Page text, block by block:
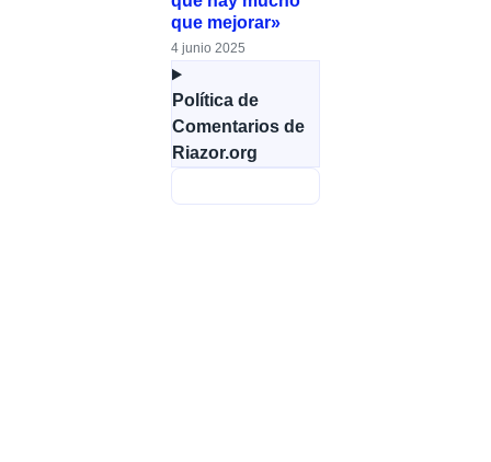
que mejorar»
4 junio 2025
Política de
Comentarios de
Riazor.org